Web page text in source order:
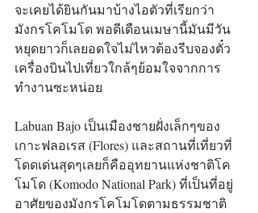
จะเคยได้ยินกันมาบ้างไอตัวที่เรียกว่า
มังกรโคโมโด พอดีเดือนเมษานี้มันมีวัน
หยุดยาวก็เลยอดใจไม่ไหวต้องรีบจองตั๋ว
เครื่องบินไปเที่ยวใกล้ๆย้อมใจจากการ
ทำงานซะหน่อย
Labuan Bajo เป็นเมืองชายฝั่งเล็กๆของ
เกาะฟลอเรส (Flores) และสถานที่เที่ยวที่
โดดเด่นสุดๆเลยก็คืออุทยานแห่งชาติโค
โมโด (Komodo National Park) ที่เป็นที่อยู่
อาศัยของมังกรโคโมโดตามธรรมชาติ